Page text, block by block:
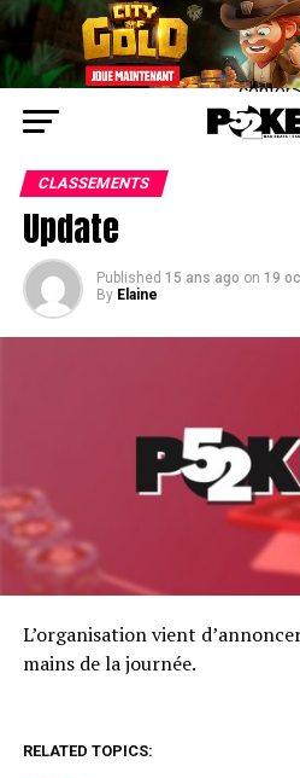
center>
CLASSEMENTS
Update
Published 15 ans ago on 19
By Elaine
L’organisation vient
mains de la journée.
RELATED TOPICS: